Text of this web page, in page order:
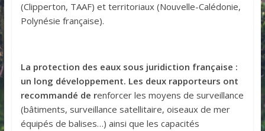
(Clipperton, TAAF) et territoriaux (Nouvelle-Calédonie,
Polynésie française).
La protection des eaux sous juridiction française :
un long développement. Les deux rapporteurs ont
recommandé de renforcer les moyens de surveillance
(bâtiments, surveillance satellitaire, oiseaux de mer
équipés de balises…) ainsi que les capacités